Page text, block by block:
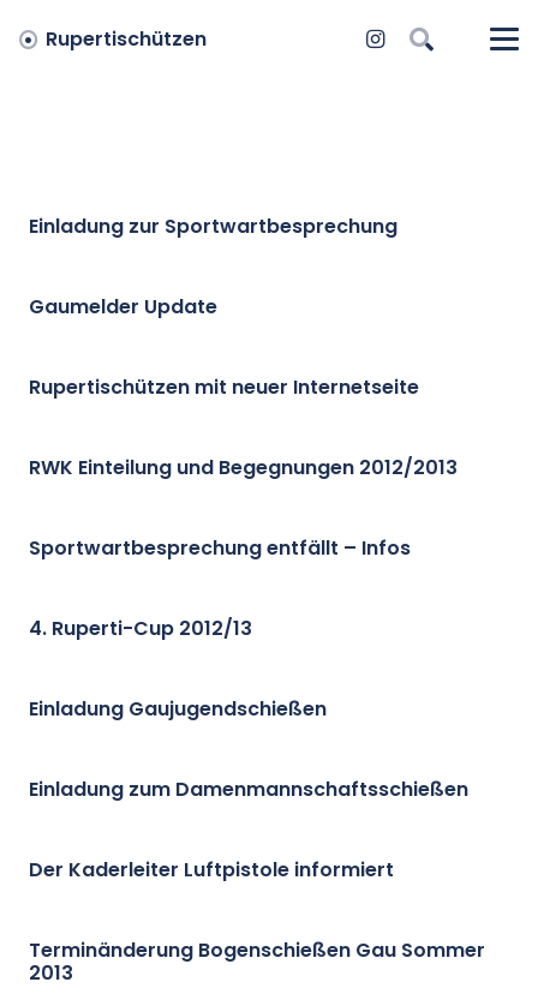
Rupertischützen
Einladung zur Sportwartbesprechung
Gaumelder Update
Rupertischützen mit neuer Internetseite
RWK Einteilung und Begegnungen 2012/2013
Sportwartbesprechung entfällt – Infos
4. Ruperti-Cup 2012/13
Einladung Gaujugendschießen
Einladung zum Damenmannschaftsschießen
Der Kaderleiter Luftpistole informiert
Terminänderung Bogenschießen Gau Sommer
2013